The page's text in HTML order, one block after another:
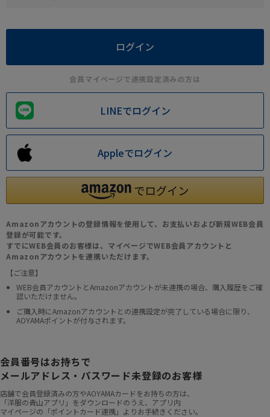
会員マイページで連携設定済みの方は
LINEでログイン
Appleでログイン
Amazonアカウントの登録情報を使用して、お支払いおよび新規WEB会員
登録が可能です。
すでにWEB会員のお客様は、マイページでWEB会員アカウントと
Amazonアカウントを連携いただけます。
【ご注意】
WEB会員アカウントとAmazonアカウントが未連携の場合、購入履歴をご確
認いただけません。
ご購入時にAmazonアカウントとの連携設定が完了している場合に限り、
AOYAMAポイントが付与されます。
会員番号はお持ちで
メールアドレス・パスワード未登録のお客様
店舗で会員登録済みの方やAOYAMAカードをお持ちの方は、
「洋服の青山アプリ」をダウンロードのうえ、アプリ内
マイページの「ポイントカード連携」よりお手続きください。